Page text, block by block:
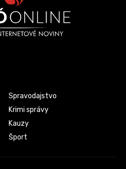
Spravodajstvo
Krimi správy
Kauzy
Šport